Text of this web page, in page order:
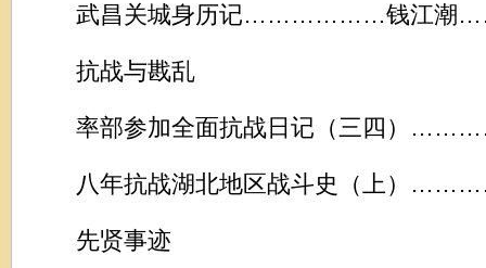
武昌关城身历记………………钱江潮
抗战与戡乱
率部参加全面抗战日记（三四）
八年抗战湖北地区战斗史（上）
先贤事迹